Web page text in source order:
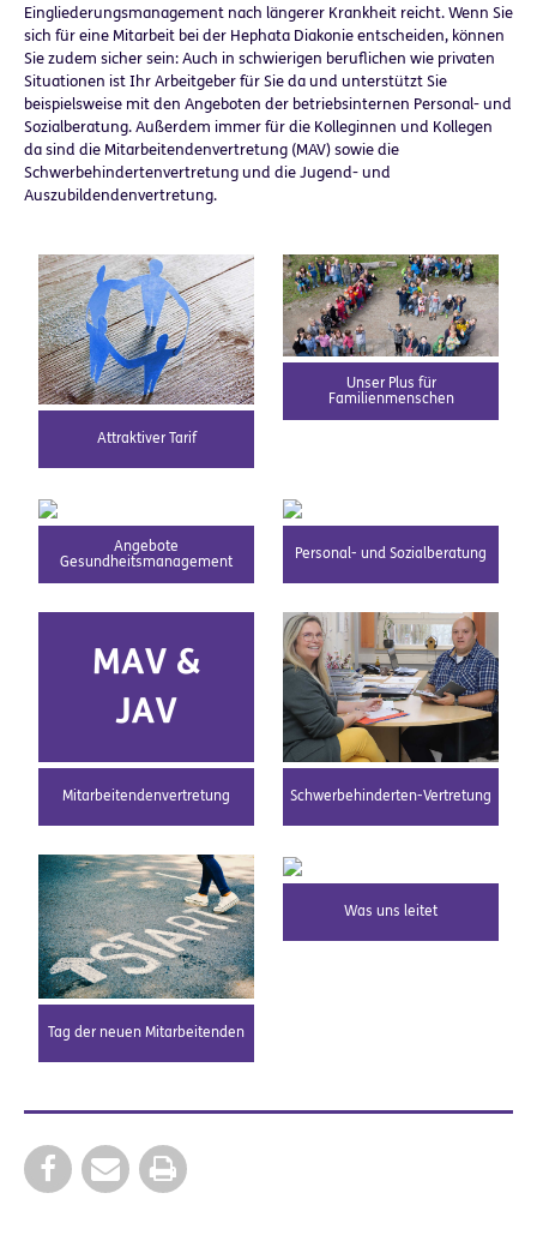
Eingliederungsmanagement nach längerer Krankheit reicht. Wenn Sie
sich für eine Mitarbeit bei der Hephata Diakonie entscheiden, können
Sie zudem sicher sein: Auch in schwierigen beruflichen wie privaten
Situationen ist Ihr Arbeitgeber für Sie da und unterstützt Sie
beispielsweise mit den Angeboten der betriebsinternen Personal- und
Sozialberatung. Außerdem immer für die Kolleginnen und Kollegen
da sind die Mitarbeitendenvertretung (MAV) sowie die
Schwerbehindertenvertretung und die Jugend- und
Auszubildendenvertretung.
Attraktiver Tarif
Unser Plus für
Familienmenschen
Angebote
Gesundheitsmanagement
Personal- und Sozialberatung
Mitarbeitendenvertretung Schwerbehinderten-Vertretung
Tag der neuen Mitarbeitenden
Was uns leitet